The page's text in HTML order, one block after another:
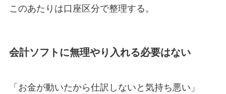
このあたりは口座区分で整理する。
会計ソフトに無理やり入れる必要はない
「お金が動いたから仕訳しないと気持ち悪い」